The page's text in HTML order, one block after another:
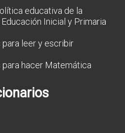
educativa de la
Inicial y Primaria
leer y escribir
hacer Matemática